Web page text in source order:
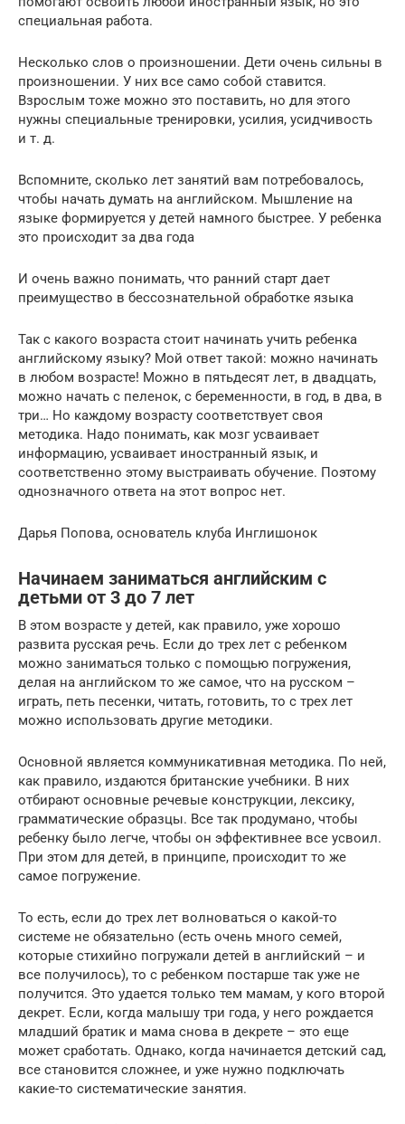
специальная работа.
Несколько слов о произношении. Дети очень сильны в
произношении. У них все само собой ставится.
Взрослым тоже можно это поставить, но для этого
нужны специальные тренировки, усилия, усидчивость
и т. д.
Вспомните, сколько лет занятий вам потребовалось,
чтобы начать думать на английском. Мышление на
языке формируется у детей намного быстрее. У ребенка
это происходит за два года
И очень важно понимать, что ранний старт дает
преимущество в бессознательной обработке языка
Так с какого возраста стоит начинать учить ребенка
английскому языку? Мой ответ такой: можно начинать
в любом возрасте! Можно в пятьдесят лет, в двадцать,
можно начать с пеленок, с беременности, в год, в два, в
три… Но каждому возрасту соответствует своя
методика. Надо понимать, как мозг усваивает
информацию, усваивает иностранный язык, и
соответственно этому выстраивать обучение. Поэтому
однозначного ответа на этот вопрос нет.
Дарья Попова, основатель клуба Инглишонок
Начинаем заниматься английским с
детьми от 3 до 7 лет
В этом возрасте у детей, как правило, уже хорошо
развита русская речь. Если до трех лет с ребенком
можно заниматься только с помощью погружения,
делая на английском то же самое, что на русском –
играть, петь песенки, читать, готовить, то с трех лет
можно использовать другие методики.
Основной является коммуникативная методика. По ней,
как правило, издаются британские учебники. В них
отбирают основные речевые конструкции, лексику,
грамматические образцы. Все так продумано, чтобы
ребенку было легче, чтобы он эффективнее все усвоил.
При этом для детей, в принципе, происходит то же
самое погружение.
То есть, если до трех лет волноваться о какой-то
системе не обязательно (есть очень много семей,
которые стихийно погружали детей в английский – и
все получилось), то с ребенком постарше так уже не
получится. Это удается только тем мамам, у кого второй
декрет. Если, когда малышу три года, у него рождается
младший братик и мама снова в декрете – это еще
может сработать. Однако, когда начинается детский сад,
все становится сложнее, и уже нужно подключать
какие-то систематические занятия.